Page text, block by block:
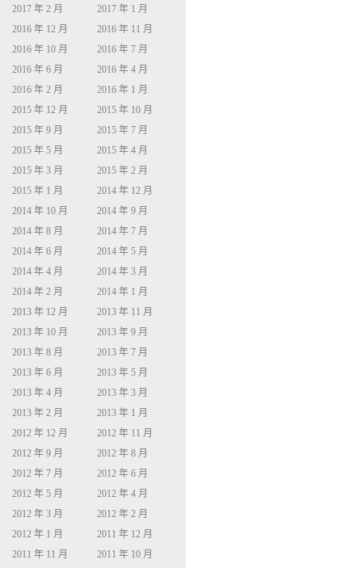
2017 年 2 月
2017 年 1 月
2016 年 12 月
2016 年 11 月
2016 年 10 月
2016 年 7 月
2016 年 6 月
2016 年 4 月
2016 年 2 月
2016 年 1 月
2015 年 12 月
2015 年 10 月
2015 年 9 月
2015 年 7 月
2015 年 5 月
2015 年 4 月
2015 年 3 月
2015 年 2 月
2015 年 1 月
2014 年 12 月
2014 年 10 月
2014 年 9 月
2014 年 8 月
2014 年 7 月
2014 年 6 月
2014 年 5 月
2014 年 4 月
2014 年 3 月
2014 年 2 月
2014 年 1 月
2013 年 12 月
2013 年 11 月
2013 年 10 月
2013 年 9 月
2013 年 8 月
2013 年 7 月
2013 年 6 月
2013 年 5 月
2013 年 4 月
2013 年 3 月
2013 年 2 月
2013 年 1 月
2012 年 12 月
2012 年 11 月
2012 年 9 月
2012 年 8 月
2012 年 7 月
2012 年 6 月
2012 年 5 月
2012 年 4 月
2012 年 3 月
2012 年 2 月
2012 年 1 月
2011 年 12 月
2011 年 11 月
2011 年 10 月